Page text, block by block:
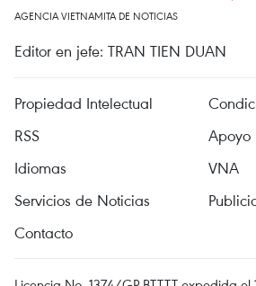
AGENCIA VIETNAMITA DE NOTICIAS
Editor en jefe: TRAN TIEN DUAN
Propiedad Intelectual
RSS
Apoyo
Idiomas
VNA
Servicios de Noticias
Contacto